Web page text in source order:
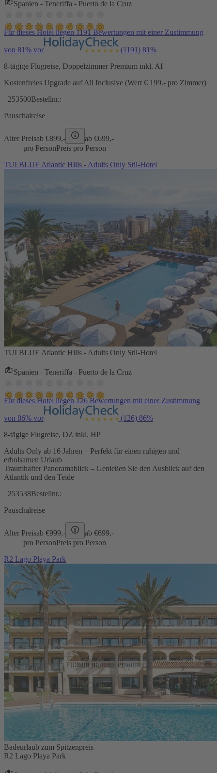
Spanien - Teneriffa - Puerto de la Cruz
Für dieses Hotel liegen 1191 Bewertungen mit einer Zustimmung
von 81% vor (1191) 81%
8-tägige Flugreise, Doppelzimmer Premium inkl. AI
Kostenfreies Upgrade auf All Inclusive (Wert € 199.- pro Zimmer)
253500Bestellnr.:
Pauschalreise
Alter Preisab €899,- ab €699,-
pro PersonPreis pro Person
TUI BLUE Atlantic Hills - Adults Only Stil-Hotel
TUI BLUE Atlantic Hills - Adults Only Stil-Hotel
Spanien - Teneriffa - Puerto de la Cruz
Für dieses Hotel liegen 126 Bewertungen mit einer Zustimmung
von 86% vor (126) 86%
8-tägige Flugreise, DZ inkl. HP
Adults Only ab 16 Jahren – Perfekt für einen ruhigen und
erholsamen Urlaub
Traumhafter Panoramablick – Genießen Sie den Ausblick auf den
Atlantik und den Teide
253538Bestellnr.:
Pauschalreise
Alter Preisab €999,- ab €699,-
pro PersonPreis pro Person
R2 Lago Playa Park
Badeurlaub zum Spitzenpreis
R2 Lago Playa Park